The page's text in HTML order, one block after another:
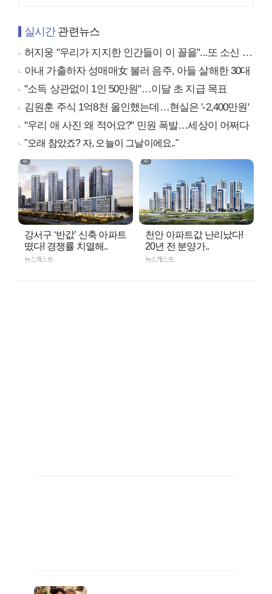
실시간관련뉴스
허지웅 "우리가 지지한 인간들이 이 꼴을"...또 소신 발언
아내 가출하자 성매매女 불러 음주, 아들 살해한 30대
"소득 상관없이 1인 50만원"…이달 초 지급 목표
김원훈 주식 1억8천 올인했는데…현실은 '-2,400만원'
"우리 애 사진 왜 적어요?" 민원 폭발…세상이 어쩌다
"오래 참았죠? 자, 오늘이 그날이에요.."
강서구 ‘반값’ 신축 아파트
떴다! 경쟁률 치열해..
뉴스캐스트
천안 아파트값 난리났다!
20년 전 분양가..
뉴스캐스트